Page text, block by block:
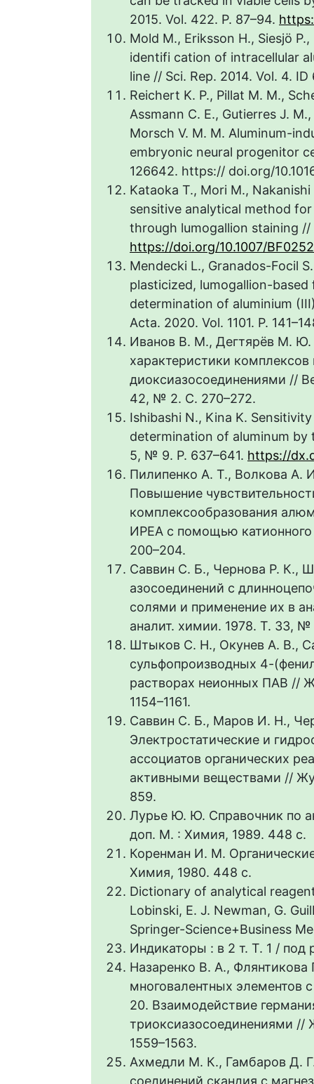
2015. Vol. 422. P. 87–94.
Mold M., Eriksson H., Siesjö
identifi cation of intracellular
line // Sci. Rep. 2014. Vol. 4.
Reichert K. P., Pillat M. M.,
Assmann C. E., Gutierres J.
Morsch V. M. M. Aluminum-
embryonic neural progenitor
126642. https:// doi.org/
Kataoka T., Mori M.,
sensitive analytical method
through lumogallion staining //
https://doi.org/10.1007/
Mendecki L., Granados-Focil
plasticized, lumogallion-
determination of aluminium
Acta. 2020. Vol. 1101. P.
Иванов В. М., Дегтярёв М. Ю.
характеристики
диоксиазосоединениями //
42, № 2. С. 270–272.
Ishibashi N., Kina K.
determination of aluminum by
5, № 9. P. 637–641. https://
Пилипенко А. Т., Волкова А.
Повышение
комплексообразования
ИРЕА с помощью
200–204.
Саввин С. Б., Чернова Р. К.,
азосоединений с
солями и применение их в
аналит. химии. 1978. Т. 33,
Штыков С. Н., Окунев А. В.,
сульфопроизводных 4-
растворах неионных ПАВ //
1154–1161.
Саввин С. Б., Маров И. Н.,
Электростатические и
ассоциатов органических
активными веществами //
859.
Лурье Ю. Ю. Справочник по
доп. М. : Химия, 1989. 448 с.
Коренман И. М.
Химия, 1980. 448 с.
Dictionary of analytical
Lobinski, E. J. Newman, G.
Springer-Science+Business
Индикаторы : в 2 т. Т. 1 /
Назаренко В. А.,
многовалентных элементов
20. Взаимодействие
триоксиазосоединениями //
1559–1563.
Ахмедли М. К., Гамбаров Д.
соединений скандия с